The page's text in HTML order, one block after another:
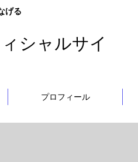
げる
シャルサイ
プロフィール